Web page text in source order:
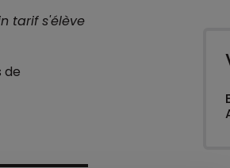
tarif s'élève
de